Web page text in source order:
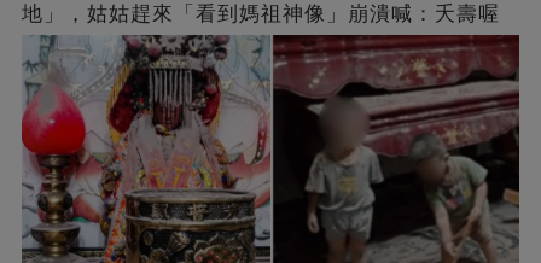
地」，姑姑趕來「看到媽祖神像」崩潰喊：夭壽喔